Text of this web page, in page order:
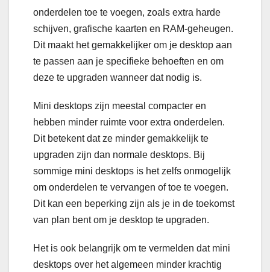
onderdelen toe te voegen, zoals extra harde
schijven, grafische kaarten en RAM-geheugen.
Dit maakt het gemakkelijker om je desktop aan
te passen aan je specifieke behoeften en om
deze te upgraden wanneer dat nodig is.
Mini desktops zijn meestal compacter en
hebben minder ruimte voor extra onderdelen.
Dit betekent dat ze minder gemakkelijk te
upgraden zijn dan normale desktops. Bij
sommige mini desktops is het zelfs onmogelijk
om onderdelen te vervangen of toe te voegen.
Dit kan een beperking zijn als je in de toekomst
van plan bent om je desktop te upgraden.
Het is ook belangrijk om te vermelden dat mini
desktops over het algemeen minder krachtig